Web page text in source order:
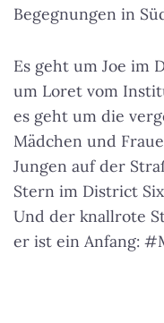
Begegnungen in
Es geht um Joe im
um Loret vom
es geht um die
Mädchen und
Jungen auf der
Stern im District
Und der knallrote
er ist ein Anfang: